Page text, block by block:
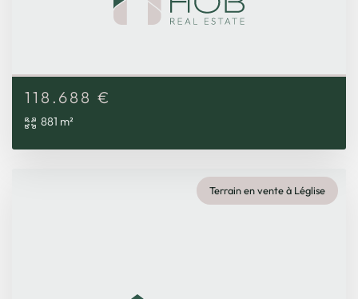
118.688 €
881 m²
Terrain en vente à Léglise